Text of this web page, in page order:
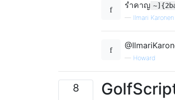
รำคาญ
— Ilmari Karonen
— Howard
8